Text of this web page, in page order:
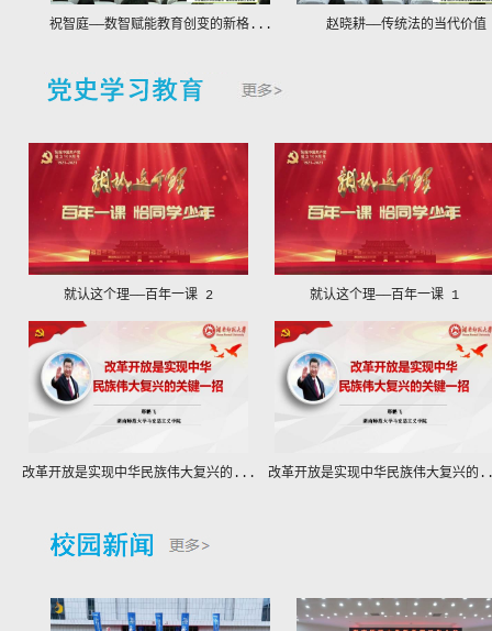
祝智庭——数智赋能教育创变的新格... 赵晓耕——传统法的当代价值
就认这个理——百年一课 2 就认这个理——百年一课 1
改革开放是实现中华民族伟大复兴的... 改革开放是实现中华民族伟大复兴